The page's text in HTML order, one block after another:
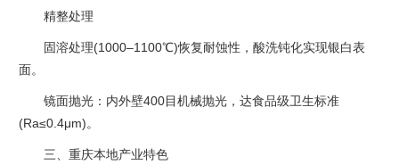
‌精整处理‌
固溶处理(1000–1100℃)恢复耐蚀性，酸洗钝化实现银白表
面。
镜面抛光：内外壁400目机械抛光，达食品级卫生标准
(Ra≤0.4μm)。
三、重庆本地产业特色‌